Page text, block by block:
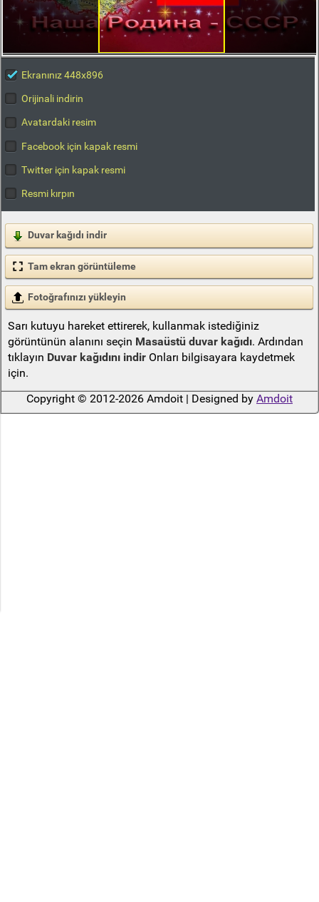
Ekranınız 448x896
Orijinali indirin
Avatardaki resim
Facebook için kapak resmi
Twitter için kapak resmi
Resmi kırpın
Duvar kağıdı indir
Tam ekran görüntüleme
Fotoğrafınızı yükleyin
Sarı kutuyu hareket ettirerek, kullanmak istediğiniz
görüntünün alanını seçin Masaüstü duvar kağıdı. Ardından
tıklayın Duvar kağıdını indirOnları bilgisayara kaydetmek
için.
Copyright © 2012-2026 Amdoit | Designed by Amdoit